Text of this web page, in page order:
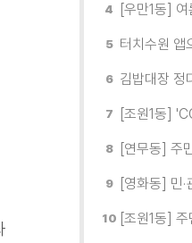
[영화동] 민·